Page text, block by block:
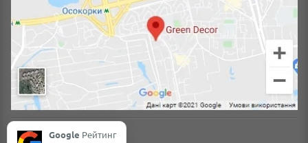
Google Рейтинг